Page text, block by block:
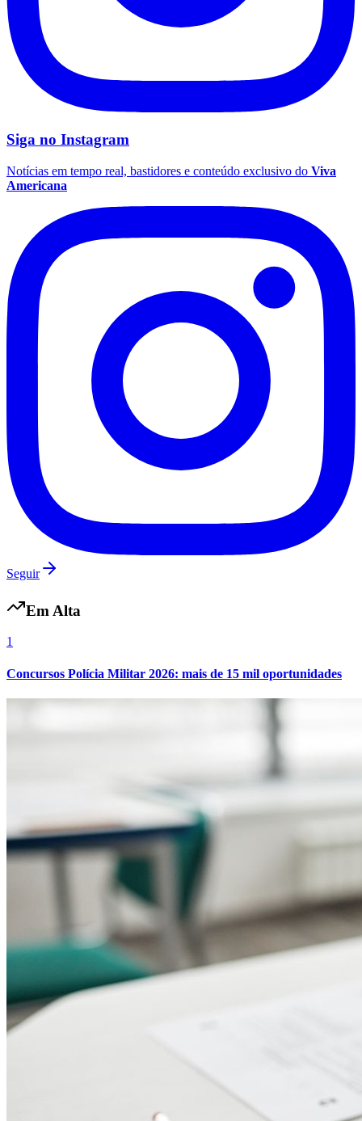
Siga no Instagram
Notícias em tempo real, bastidores e conteúdo exclusivo do Viva
Americana
Seguir
Em Alta
1
Concursos Polícia Militar 2026: mais de 15 mil oportunidades